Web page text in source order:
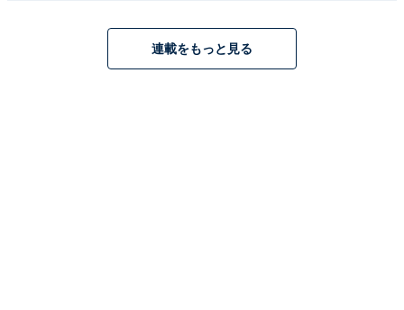
トとしてブレなかった」「皐月も恋敵的な登場したのに
ただ掻き回しただけで謎」「結局、匠と皐月のポジショ
連載をもっと見る